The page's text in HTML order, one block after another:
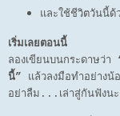
และใช้ชีวิตวันนี้
เริ่มเลยตอนนี้
ลองเขียนบนกระดาษว่า
นี้” แล้วลงมือทำอย่าง
อย่าลืม...เล่าสู่กันฟังน